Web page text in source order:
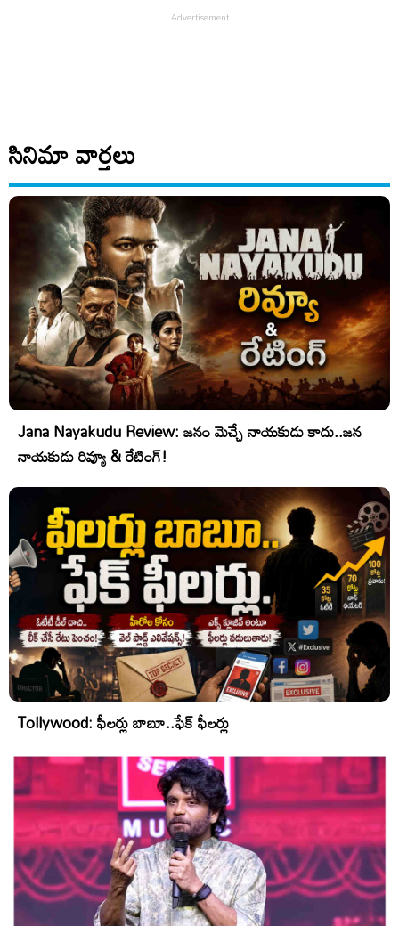
సినిమా వార్తలు
Jana Nayakudu Review: జనం మెచ్చే నాయకుడు కాదు..జన
నాయకుడు రివ్యూ & రేటింగ్!
Tollywood: ఫీలర్లు బాబూ..ఫేక్ ఫీలర్లు